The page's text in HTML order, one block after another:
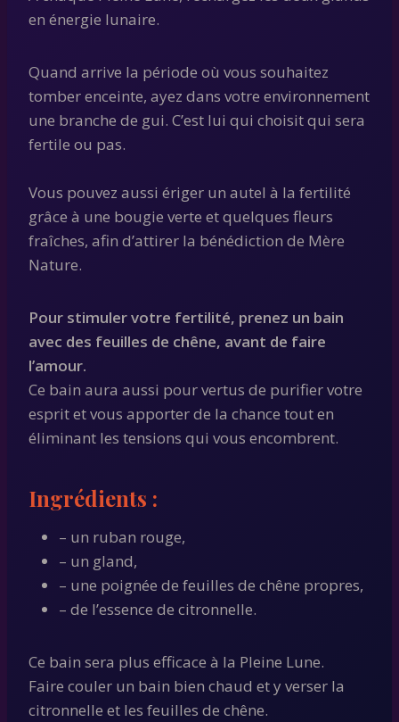
en énergie lunaire.
Quand arrive la période où vous souhaitez
tomber enceinte, ayez dans votre environnement
une branche de gui. C’est lui qui choisit qui sera
fertile ou pas.
Vous pouvez aussi ériger un autel à la fertilité
grâce à une bougie verte et quelques fleurs
fraîches, afin d’attirer la bénédiction de Mère
Nature.
Pour stimuler votre fertilité, prenez un bain
avec des feuilles de chêne, avant de faire
l’amour.
Ce bain aura aussi pour vertus de purifier votre
esprit et vous apporter de la chance tout en
éliminant les tensions qui vous encombrent.
Ingrédients :
– un ruban rouge,
– un gland,
– une poignée de feuilles de chêne propres,
– de l’essence de citronnelle.
Ce bain sera plus efficace à la Pleine Lune.
Faire couler un bain bien chaud et y verser la
citronnelle et les feuilles de chêne.